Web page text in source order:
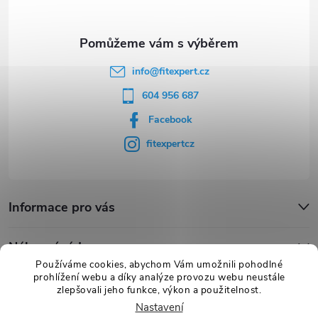
Používáme cookies, abychom Vám umožnili pohodlné
prohlížení webu a díky analýze provozu webu neustále
zlepšovali jeho funkce, výkon a použitelnost.
Nastavení
info@fitexpert.cz
604 956 687
Facebook
fitexpertcz
Informace pro vás
Nákupní rádce
Novinky